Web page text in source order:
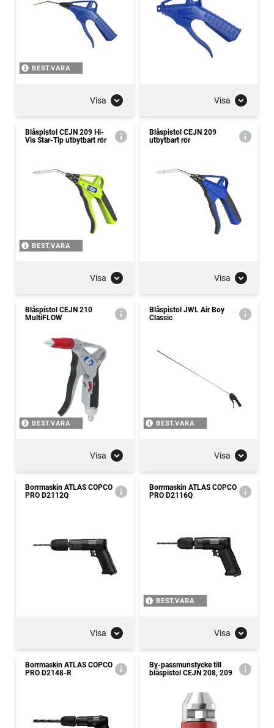
BEST.VARA
Visa Visa
Blåspistol CEJN 209 Hi-
Vis Star-Tip utbytbart rör
BEST.VARA
Visa
Blåspistol CEJN 209
utbytbart rör
Visa
Blåspistol CEJN 210
MultiFLOW
BEST.VARA
Visa
Blåspistol JWL Air Boy
Classic
BEST.VARA
Visa
Borrmaskin ATLAS COPCO
PRO D2112Q
Visa
Borrmaskin ATLAS COPCO
PRO D2116Q
BEST.VARA
Visa
Borrmaskin ATLAS COPCO
PRO D2148-R
By-passmunstycke till
blåspistol CEJN 208, 209